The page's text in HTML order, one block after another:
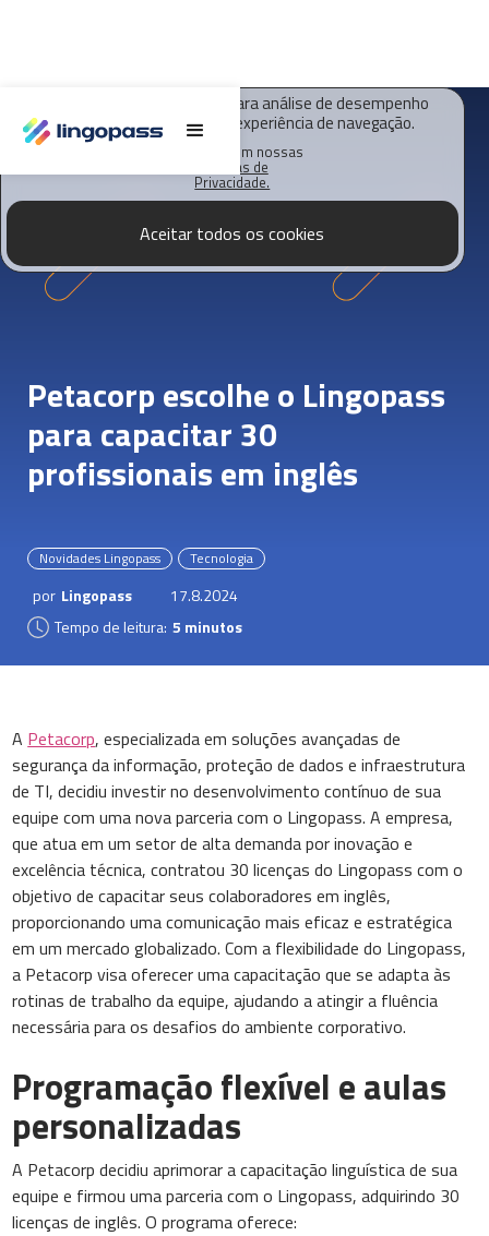
O Lingopass utiliza cookies para análise de desempenho
deste site e melhorar sua experiência de navegação.
Saiba mais em nossas
Políticas de
Privacidade.
Aceitar todos os cookies
Petacorp escolhe o Lingopass
para capacitar 30
profissionais em inglês
Novidades Lingopass Tecnologia
por Lingopass
17.8.2024
Tempo de leitura: 5 minutos
A Petacorp, especializada em soluções avançadas de
segurança da informação, proteção de dados e infraestrutura
de TI, decidiu investir no desenvolvimento contínuo de sua
equipe com uma nova parceria com o Lingopass. A empresa,
que atua em um setor de alta demanda por inovação e
excelência técnica, contratou 30 licenças do Lingopass com o
objetivo de capacitar seus colaboradores em inglês,
proporcionando uma comunicação mais eficaz e estratégica
em um mercado globalizado. Com a flexibilidade do Lingopass,
a Petacorp visa oferecer uma capacitação que se adapta às
rotinas de trabalho da equipe, ajudando a atingir a fluência
necessária para os desafios do ambiente corporativo.
Programação flexível e aulas
personalizadas
A Petacorp decidiu aprimorar a capacitação linguística de sua
equipe e firmou uma parceria com o Lingopass, adquirindo 30
licenças de inglês. O programa oferece: